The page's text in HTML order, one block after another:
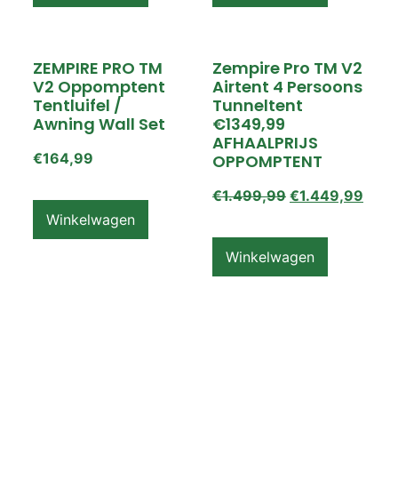
ZEMPIRE PRO TM
V2 Oppomptent
Tentluifel /
Awning Wall Set
€164,99
Winkelwagen
Zempire Pro TM V2
Airtent 4 Persoons
Tunneltent
€1349,99
AFHAALPRIJS
OPPOMPTENT
€1.499,99 €1.449,99
Winkelwagen